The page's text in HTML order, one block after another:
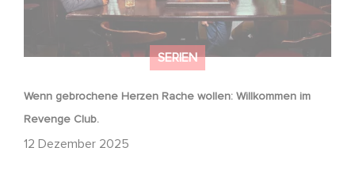
SERIEN
Wenn gebrochene Herzen Rache wollen: Willkommen im
Revenge Club.
12 Dezember 2025